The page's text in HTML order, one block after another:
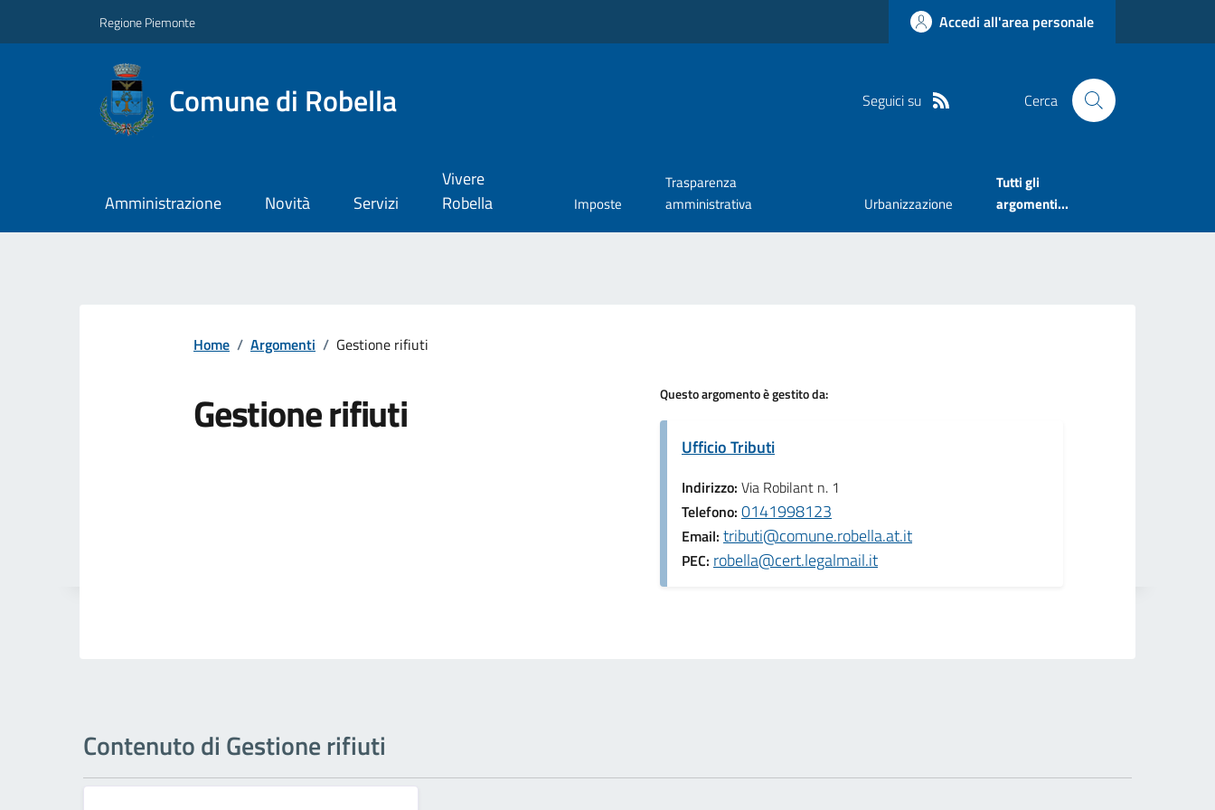
Regione Piemonte Accedi all'area personale
Comune di Robella Seguici su Cerca
Amministrazione Novità Servizi
Vivere
Robella
Imposte
Trasparenza
amministrativa
Urbanizzazione
Tutti gli
argomenti...
Home / Argomenti / Gestione rifiuti
Gestione rifiuti Questo argomento è gestito da:
Ufficio Tributi
Indirizzo: Via Robilant n. 1
Telefono: 0141998123
Email: tributi@comune.robella.at.it
PEC: robella@cert.legalmail.it
Contenuto di Gestione rifiuti